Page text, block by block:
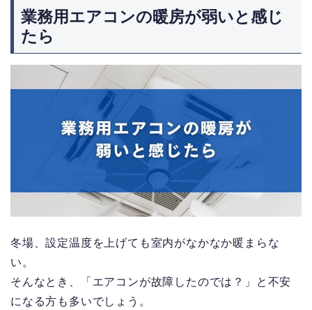
業務用エアコンの暖房が弱いと感じ
たら
冬場、設定温度を上げても室内がなかなか暖まらな
い。
そんなとき、「エアコンが故障したのでは？」と不安
になる方も多いでしょう。